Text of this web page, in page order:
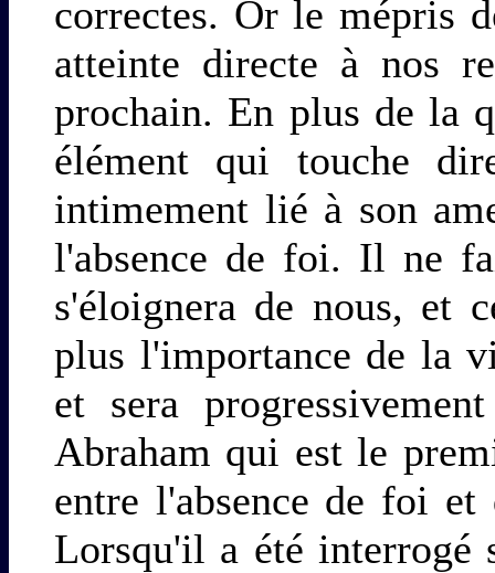
correctes. Or le mépris
atteinte directe à nos
prochain. En plus de la
élément qui touche
intimement lié à son
l'absence de foi. Il ne
s'éloignera de nous, et
plus l'importance de la
et sera
Abraham qui est le
entre l'absence de foi
Lorsqu'il a été